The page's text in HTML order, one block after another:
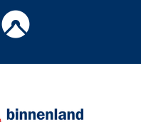
Instagram